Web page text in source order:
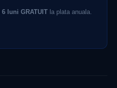
6 luni GRATUIT la plata anuala.